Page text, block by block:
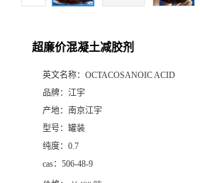
超廉价混凝土减胶剂
英文名称： OCTACOSANOIC ACID
品牌： 江宇
产地： 南京江宇
型号： 罐装
纯度： 0.7
cas： 506-48-9